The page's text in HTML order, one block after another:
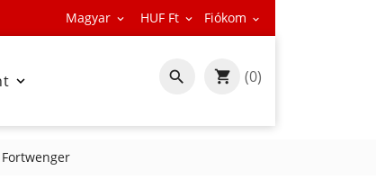
Magyar  HUF Ft  Fiókom 
  (0)